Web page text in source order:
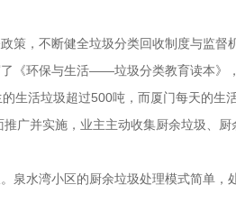
，不断健全垃圾分类回收制度与监督
《环保与生活——垃圾分类教育读本》
活垃圾超过500吨，而厦门每天的生
广并实施，业主主动收集厨余垃圾、
水湾小区的厨余垃圾处理模式简单，